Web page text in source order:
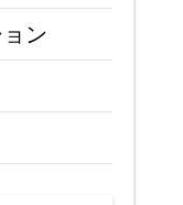
ン